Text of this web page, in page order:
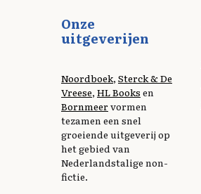
Onze
uitgeverijen
Noordboek, Sterck & De
Vreese, HL Books en
Bornmeervormen
tezamen een snel
groeiende uitgeverij op
het gebied van
Nederlandstalige non-
fictie.